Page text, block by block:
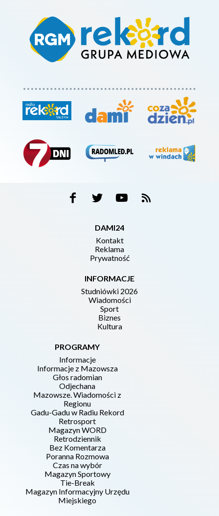
DAMI24
Kontakt
Reklama
Prywatność
INFORMACJE
Studniówki 2026
Wiadomości
Sport
Biznes
Kultura
PROGRAMY
Informacje
Informacje z Mazowsza
Głos radomian
Odjechana
Mazowsze. Wiadomości z
Regionu
Gadu-Gadu w Radiu Rekord
Retrosport
Magazyn WORD
Retrodziennik
Bez Komentarza
Poranna Rozmowa
Czas na wybór
Magazyn Sportowy
Tie-Break
Magazyn Informacyjny Urzędu
Miejskiego